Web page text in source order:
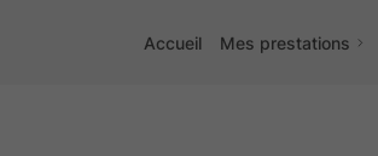
Accueil Mes prestations